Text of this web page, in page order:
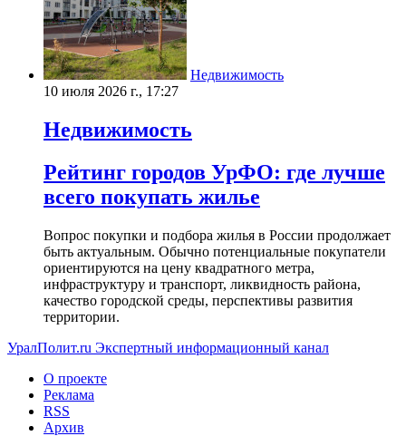
Недвижимость
10 июля 2026 г., 17:27
Недвижимость
Рейтинг городов УрФО: где лучше
всего покупать жилье
Вопрос покупки и подбора жилья в России продолжает
быть актуальным. Обычно потенциальные покупатели
ориентируются на цену квадратного метра,
инфраструктуру и транспорт, ликвидность района,
качество городской среды, перспективы развития
территории.
УралПолит.ru Экспертный информационный канал
О проекте
Реклама
RSS
Архив